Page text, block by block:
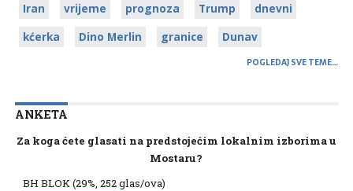
Iran
vrijeme prognoza Trump
dnevni
kćerka
Dino Merlin granice Dunav
POGLEDAJ SVE TEME…
ANKETA
Za koga ćete glasati na predstojećim lokalnim izborima u
Mostaru?
BH BLOK(29%, 252 glas/ova)